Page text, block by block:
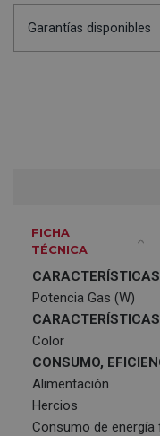
Garantías disponibles
FICHA
TÉCNICA
Potencia Gas (W)
Color
CONSUMO,
Alimentación
Hercios
Consumo de energía